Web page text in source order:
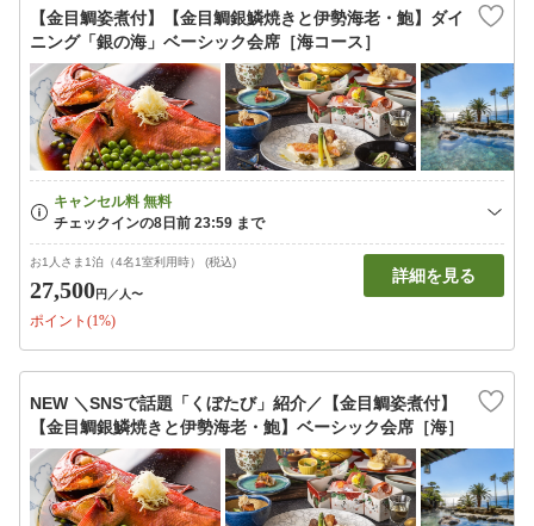
【金目鯛姿煮付】【金目鯛銀鱗焼きと伊勢海老・鮑】ダイ
ニング「銀の海」ベーシック会席［海コース］
お1人さま1泊（4名1室利用時） (税込)
27,500円 ／人〜
ポイント(1%)
詳細を見る
NEW ＼SNSで話題「くぼたび」紹介／【金目鯛姿煮付】
【金目鯛銀鱗焼きと伊勢海老・鮑】ベーシック会席［海］